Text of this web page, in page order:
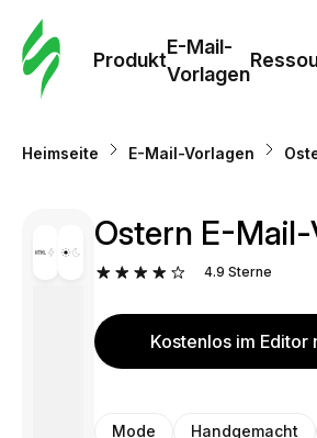
Produkt
E-Mail-
Vorlagen
Heimseite E-Mail-Vorlagen
Ostern E-
4.9 Sterne
Kostenlos im Editor
Mode Handgemacht